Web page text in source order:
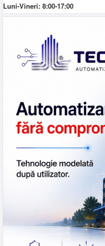
Luni-Vineri: 8:00-17:00